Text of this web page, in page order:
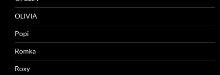
OLIVIA
Popi
Romka
Roxy